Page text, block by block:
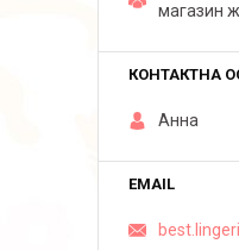
магазин
Анна